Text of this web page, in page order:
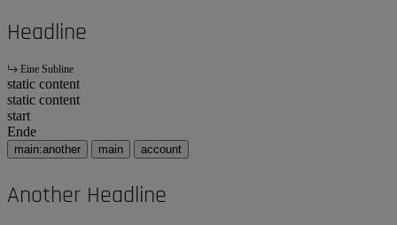
Headline
Eine Subline
static content
static content
start
Ende
main:another main account
Another Headline